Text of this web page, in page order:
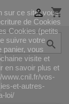
sur ce site, vous
de Cookies
Cookies (petits
suivre votre
panier, vous
visite et
en savoir plus et
vos-
et-autres-
loi/
shopping_cart

